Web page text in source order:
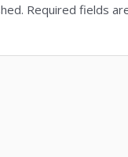
Required fields